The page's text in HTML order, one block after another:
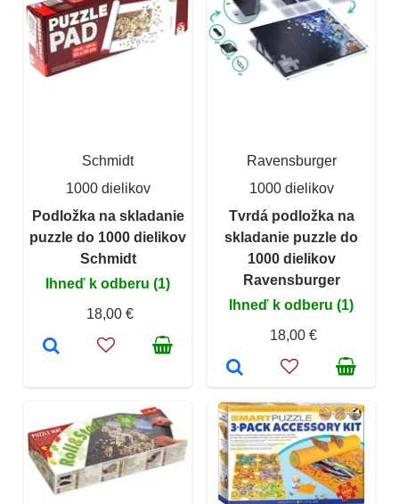
Schmidt
1000 dielikov
Podložka na skladanie
puzzle do 1000 dielikov
Schmidt
Ihneď k odberu (1)
18,00 €
Ravensburger
1000 dielikov
Tvrdá podložka na
skladanie puzzle do
1000 dielikov
Ravensburger
Ihneď k odberu (1)
18,00 €